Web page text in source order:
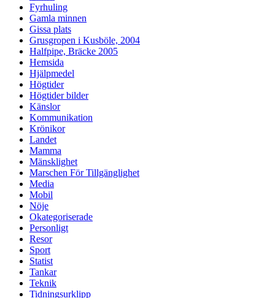
Fyrhuling
Gamla minnen
Gissa plats
Grusgropen i Kusböle, 2004
Halfpipe, Bräcke 2005
Hemsida
Hjälpmedel
Högtider
Högtider bilder
Känslor
Kommunikation
Krönikor
Landet
Mamma
Mänsklighet
Marschen För Tillgänglighet
Media
Mobil
Nöje
Okategoriserade
Personligt
Resor
Sport
Statist
Tankar
Teknik
Tidningsurklipp